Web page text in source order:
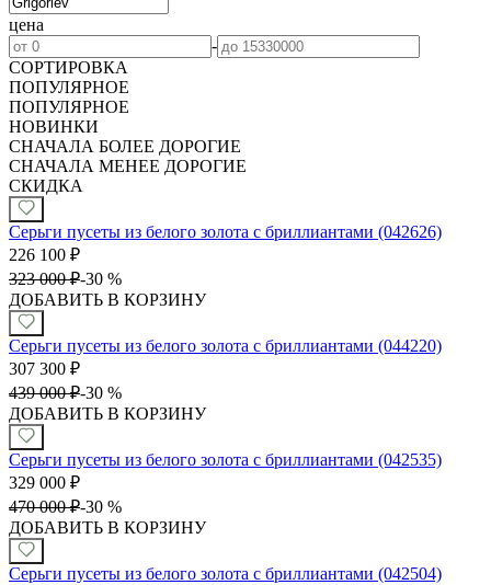
цена
-
СОРТИРОВКА
ПОПУЛЯРНОЕ
ПОПУЛЯРНОЕ
НОВИНКИ
СНАЧАЛА БОЛЕЕ ДОРОГИЕ
СНАЧАЛА МЕНЕЕ ДОРОГИЕ
СКИДКА
Серьги пусеты из белого золота с бриллиантами (042626)
226 100 ₽
323 000 ₽-30 %
ДОБАВИТЬ В КОРЗИНУ
Серьги пусеты из белого золота с бриллиантами (044220)
307 300 ₽
439 000 ₽-30 %
ДОБАВИТЬ В КОРЗИНУ
Серьги пусеты из белого золота с бриллиантами (042535)
329 000 ₽
470 000 ₽-30 %
ДОБАВИТЬ В КОРЗИНУ
Серьги пусеты из белого золота с бриллиантами (042504)